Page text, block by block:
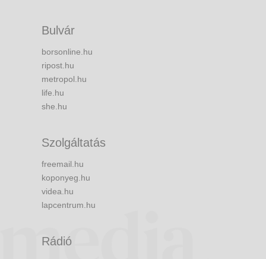
Bulvár
borsonline.hu
ripost.hu
metropol.hu
life.hu
she.hu
Szolgáltatás
freemail.hu
koponyeg.hu
videa.hu
lapcentrum.hu
Rádió